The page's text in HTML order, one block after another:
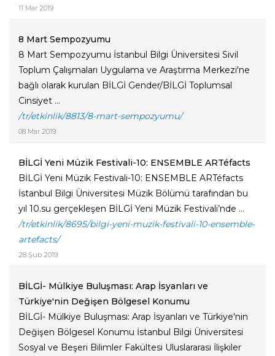
11 Mar 2019
8 Mart Sempozyumu
8 Mart Sempozyumu İstanbul Bilgi Üniversitesi Sivil
Toplum Çalışmaları Uygulama ve Araştırma Merkezi'ne
bağlı olarak kurulan BİLGİ Gender/BİLGİ Toplumsal
Cinsiyet ...
/tr/etkinlik/8813/8-mart-sempozyumu/
08 Mar 2019
BİLGİ Yeni Müzik Festivali-10: ENSEMBLE ARTéfacts
BİLGİ Yeni Müzik Festivali-10: ENSEMBLE ARTéfacts
İstanbul Bilgi Üniversitesi Müzik Bölümü tarafından bu
yıl 10.su gerçekleşen BİLGİ Yeni Müzik Festivali’nde ...
/tr/etkinlik/8695/bilgi-yeni-muzik-festivali-10-ensemble-
artefacts/
28 Şub 2019
BİLGİ- Mülkiye Buluşması: Arap İsyanları ve
Türkiye'nin Değişen Bölgesel Konumu
BİLGİ- Mülkiye Buluşması: Arap İsyanları ve Türkiye'nin
Değişen Bölgesel Konumu İstanbul Bilgi Üniversitesi
Sosyal ve Beşeri Bilimler Fakültesi Uluslararası İlişkiler